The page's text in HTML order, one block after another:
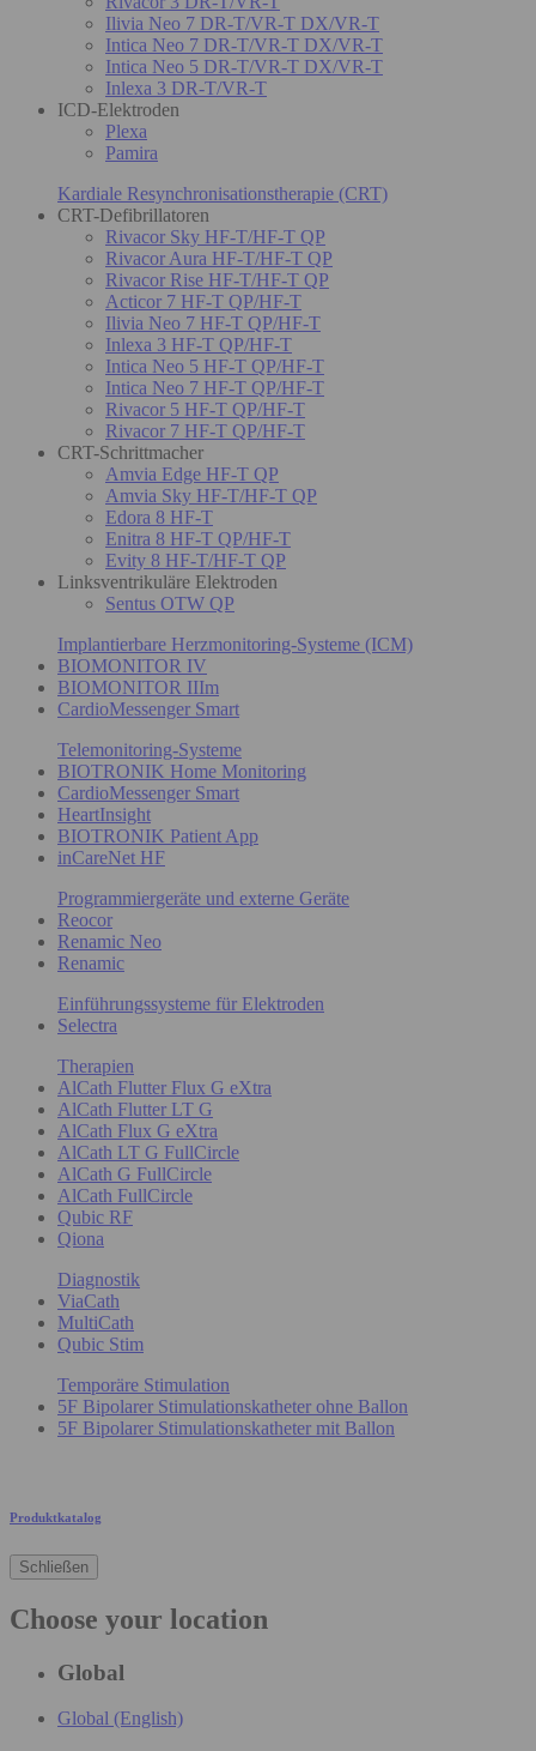
Ilivia Neo 7 DR-T/VR-T DX/VR-T
Intica Neo 7 DR-T/VR-T DX/VR-T
Intica Neo 5 DR-T/VR-T DX/VR-T
Inlexa 3 DR-T/VR-T
ICD-Elektroden
Plexa
Pamira
Kardiale Resynchronisationstherapie (CRT)
CRT-Defibrillatoren
Rivacor Sky HF-T/HF-T QP
Rivacor Aura HF-T/HF-T QP
Rivacor Rise HF-T/HF-T QP
Acticor 7 HF-T QP/HF-T
Ilivia Neo 7 HF-T QP/HF-T
Inlexa 3 HF-T QP/HF-T
Intica Neo 5 HF-T QP/HF-T
Intica Neo 7 HF-T QP/HF-T
Rivacor 5 HF-T QP/HF-T
Rivacor 7 HF-T QP/HF-T
CRT-Schrittmacher
Amvia Edge HF-T QP
Amvia Sky HF-T/HF-T QP
Edora 8 HF-T
Enitra 8 HF-T QP/HF-T
Evity 8 HF-T/HF-T QP
Linksventrikuläre Elektroden
Sentus OTW QP
Implantierbare Herzmonitoring-Systeme (ICM)
BIOMONITOR IV
BIOMONITOR IIIm
CardioMessenger Smart
Telemonitoring-Systeme
BIOTRONIK Home Monitoring
CardioMessenger Smart
HeartInsight
BIOTRONIK Patient App
inCareNet HF
Programmiergeräte und externe Geräte
Reocor
Renamic Neo
Renamic
Einführungssysteme für Elektroden
Selectra
Therapien
AlCath Flutter Flux G eXtra
AlCath Flutter LT G
AlCath Flux G eXtra
AlCath LT G FullCircle
AlCath G FullCircle
AlCath FullCircle
Qubic RF
Qiona
Diagnostik
ViaCath
MultiCath
Qubic Stim
Temporäre Stimulation
5F Bipolarer Stimulationskatheter ohne Ballon
5F Bipolarer Stimulationskatheter mit Ballon
Produktkatalog
Schließen
Choose your location
Global
Global (English)